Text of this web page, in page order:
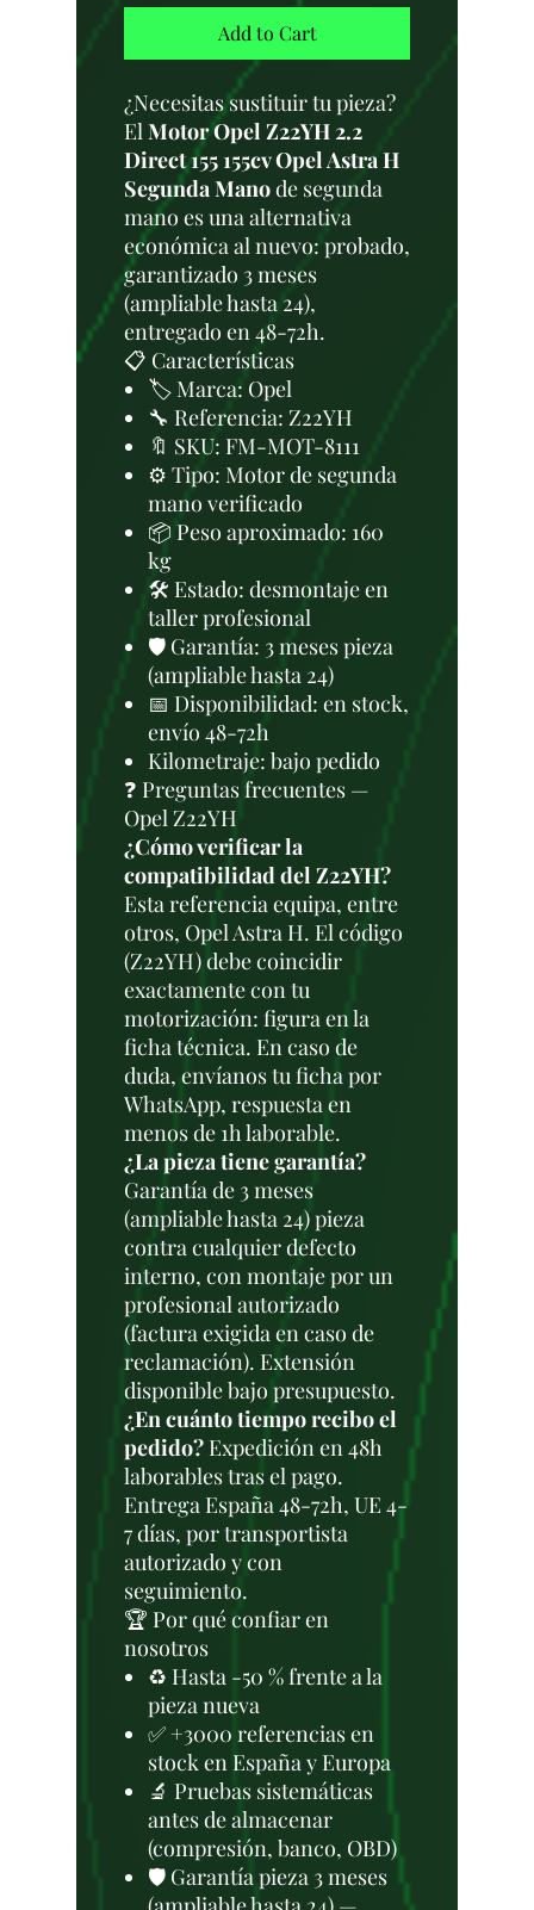
Add to Cart
¿Necesitas sustituir tu pieza?
ElMotor Opel Z22YH 2.2
Direct 155 155cv Opel Astra H
Segunda Manode segunda
mano es una alternativa
económica al nuevo: probado,
garantizado 3 meses
(ampliable hasta 24),
entregado en 48-72h.
📋 Características
🏷️ Marca: Opel
🔧 Referencia: Z22YH
🔖 SKU: FM-MOT-8111
⚙️ Tipo: Motor de segunda
mano verificado
📦 Peso aproximado: 160
kg
🛠 Estado: desmontaje en
taller profesional
🛡️ Garantía: 3 meses pieza
(ampliable hasta 24)
📅 Disponibilidad: en stock,
envío 48-72h
Kilometraje: bajo pedido
❓ Preguntas frecuentes —
Opel Z22YH
¿Cómo verificar la
compatibilidad del Z22YH?
Esta referencia equipa, entre
otros, Opel Astra H. El código
(Z22YH) debe coincidir
exactamente con tu
motorización: figura en la
ficha técnica. En caso de
duda, envíanos tu ficha por
WhatsApp, respuesta en
menos de 1h laborable.
¿La pieza tiene garantía?
Garantía de 3 meses
(ampliable hasta 24) pieza
contra cualquier defecto
interno, con montaje por un
profesional autorizado
(factura exigida en caso de
reclamación). Extensión
disponible bajo presupuesto.
¿En cuánto tiempo recibo el
pedido? Expedición en 48h
laborables tras el pago.
Entrega España 48-72h, UE 4-
7 días, por transportista
autorizado y con
seguimiento.
🏆 Por qué confiar en
nosotros
♻️ Hasta -50 % frente a la
pieza nueva
✅ +3000 referencias en
stock en España y Europa
🔬 Pruebas sistemáticas
antes de almacenar
(compresión, banco, OBD)
🛡️ Garantía pieza 3 meses